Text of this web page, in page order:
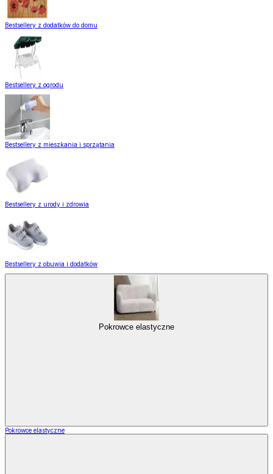
Bestsellery z dodatków do domu
Bestsellery z ogrodu
Bestsellery z mieszkania i sprzątania
Bestsellery z urody i zdrowia
Bestsellery z obuwia i dodatków
Pokrowce elastyczne
Pokrowce elastyczne